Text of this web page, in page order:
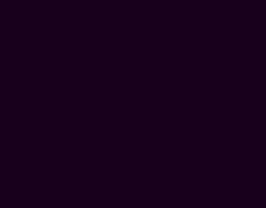
nimmt Zeit in
eine
jeden Patienten
Behandlung sind